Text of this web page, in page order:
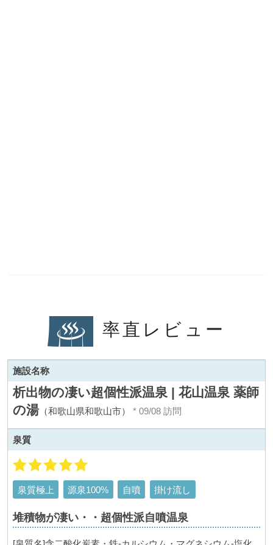
率直レビュー
施設名称
析出物の凄い超個性派温泉 | 花山温泉 薬師
の湯（和歌山県和歌山市） * 09/08 訪問
泉質
泉質極上 源泉100% 自噴 掛け流し
堆積物が凄い・・超個性派自噴温泉